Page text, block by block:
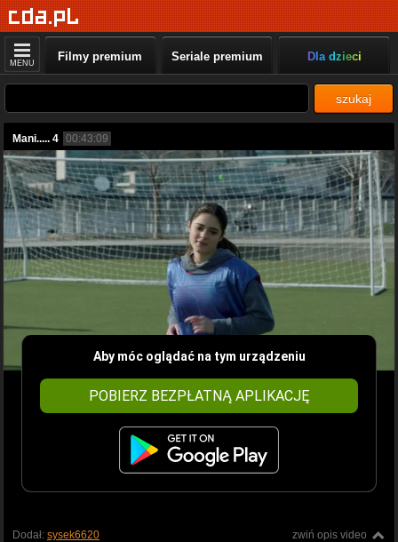
MENU Filmy premium Seriale premium Dla dzieci
szukaj
Mani..... 4 00:43:09
Aby móc oglądać na tym urządzeniu
POBIERZ BEZPŁATNĄ APLIKACJĘ
zwiń opis video
Dodał: sysek6620